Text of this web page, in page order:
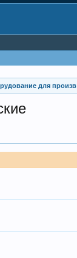
для произв